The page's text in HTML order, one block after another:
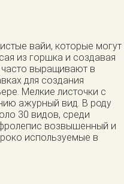
вайи, которые могут
из горшка и создавая
выращивают в
для создания
Мелкие листочки с
ажурный вид. В роду
30 видов, среди
возвышенный и
используемые в